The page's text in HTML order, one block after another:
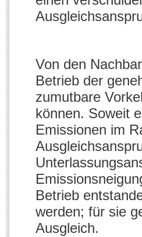
Von den
Betrieb der
zumutbare
können. Soweit
Emissionen im
Betrieb
werden; für sie
Ausgleich.